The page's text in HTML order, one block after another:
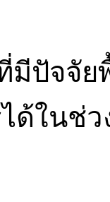
ปัจจัย
ด้ในช่